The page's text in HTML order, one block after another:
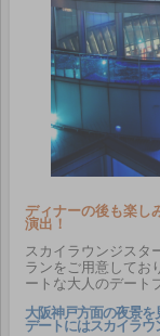
ディナーの後も楽し
演出！
スカイラウンジスタ
ランをご用意してお
ートな大人のデート
大阪神戸方面の夜景
デートにはスカイラウ